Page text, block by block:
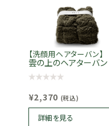
【洗顔用ヘアターバン】
雲の上のヘアターバン
¥2,370 (税込)
詳細を見る